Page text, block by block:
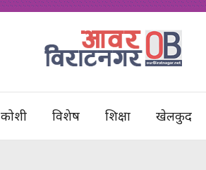
कोशी विशेष शिक्षा खेलकुद